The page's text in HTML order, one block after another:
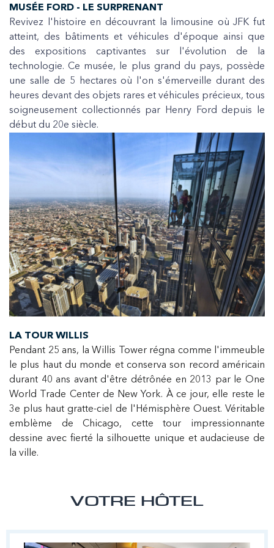
MUSÉE FORD - LE SURPRENANT
Revivez l'histoire en découvrant la limousine où JFK fut
atteint, des bâtiments et véhicules d'époque ainsi que
des expositions captivantes sur l'évolution de la
technologie. Ce musée, le plus grand du pays, possède
une salle de 5 hectares où l'on s'émerveille durant des
heures devant des objets rares et véhicules précieux, tous
soigneusement collectionnés par Henry Ford depuis le
début du 20e siècle.
LA TOUR WILLIS
Pendant 25 ans, la Willis Tower régna comme l'immeuble
le plus haut du monde et conserva son record américain
durant 40 ans avant d'être détrônée en 2013 par le One
World Trade Center de New York. À ce jour, elle reste le
3e plus haut gratte-ciel de l'Hémisphère Ouest. Véritable
emblème de Chicago, cette tour impressionnante
dessine avec fierté la silhouette unique et audacieuse de
la ville.
VOTRE HÔTEL